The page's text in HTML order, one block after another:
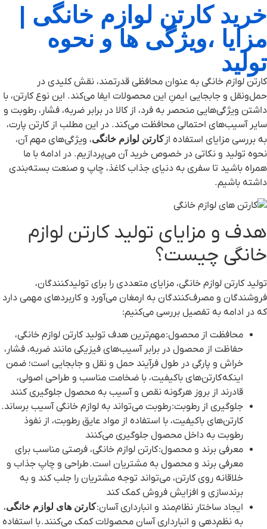
خرید کارتن لوازم خانگی |
مزایا ،ویژگی ها و نحوه
تولید
کارتن لوازم خانگی به عنوان محافظی قدرتمند، نقش کلیدی در
حمل‌ونقل و جابجایی ایمنِ این محصولات ایفا می‌کند. این نوع کارتن، با
داشتن ویژگی‌هایی منحصر به فرد، از کالا در برابر ضربه، فشار، رطوبت و
سایر آسیب‌های احتمالی محافظت می‌کند. در این مطلب از کارتن پارت،
به بررسی مزایای استفاده ازکارتن لوازم خانگی، ویژگی‌های مهم آن،
نحوه تولید و نکاتی در خصوص خرید آن می‌پردازیم. در ادامه با ما
همراه باشید تا سفری به دنیای جذاب کاغذ، چاپ و صنعت بسته‌بندی
داشته باشیم.
هدف و مزایای تولید کارتن لوازم
خانگی چیست؟
تولید کارتن لوازم خانگی، مزایای متعددی را برای تولیدکنندگان،
فروشندگان و مصرف‌کنندگان به ارمغان می‌آورد و کاربردهای مهمی دارد
که در ادامه به تفصیل بررسی می‌کنیم:
محافظت از محصول: مهم‌ترین هدف تولید کارتن لوازم خانگی،
حفاظت از محصول در برابر آسیب‌های فیزیکی مانند ضربه، فشار،
خراش و پارگی در طول فرآیند حمل و نقل و جابجایی است؛ ضمن
اینکه کارتن‌های باکیفیت، با ضخامت مناسب و طراحی اصولی،
قادرند از بروز هرگونه نقص و آسیب به محصول جلوگیری کنند
جلوگیری از رطوبت: رطوبت می‌تواند به لوازم خانگی آسیب برساند.
کارتن‌های باکیفیت، با استفاده از مواد عایق رطوبت، از نفوذ
رطوبت به داخل محصول جلوگیری می‌کنند
معرفی برند و محصول: کارتن لوازم خانگی، فرصتی مناسب برای
معرفی برند و محصول به مشتریان است. طراحی و چاپ جذاب و
خلاقانه روی کارتن، می‌تواند توجه مشتریان را جلب کند و به
برندسازی و افزایش فروش کمک کند
ایجاد ساختار نظام‌مند و انبارداری آسان:کارتن های لوازم خانگی،
به نظم‌دهی و انبارداری آسان محصولات کمک می‌کنند. با استفاده